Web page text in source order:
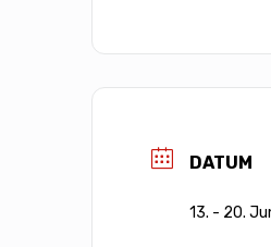
DATUM
13. - 20.